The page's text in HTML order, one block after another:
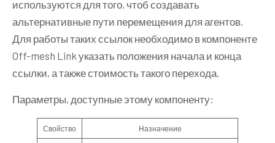
используются для того, чтоб создавать
альтернативные пути перемещения для агентов.
Для работы таких ссылок необходимо в компоненте
Off-mesh Link указать положения начала и конца
ссылки, а также стоимость такого перехода.
Параметры, доступные этому компоненту:
Свойство Назначение